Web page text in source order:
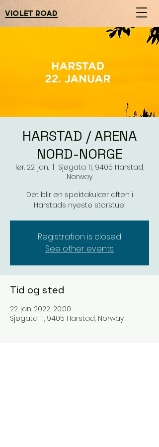
violet road
HARSTAD / ARENA
NORD-NORGE
lør. 22. jan.
  |
Sjøgata 11, 9405 Harstad,
Norway
Det blir en spektakulær aften i
Harstads nyeste storstue!
Registration is closed
See other events
Tid og sted
22. jan. 2022, 20:00
Sjøgata 11, 9405 Harstad, Norway